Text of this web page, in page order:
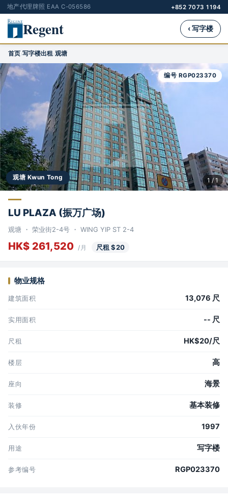
地产代理牌照 EAA C-056586 +852 7073 1194
Regent ‹ 写字楼
首页›写字楼出租›观塘
观塘 Kwun Tong
编号 RGP023370
1 / 1
LU PLAZA (振万广场)
观塘 ・ 荣业街2-4号 ・ WING YIP ST 2-4
HK$ 261,520 /月 尺租 $20
物业规格
建筑面积 13,076 尺
实用面积 -- 尺
尺租 HK$20/尺
楼层 高
座向 海景
装修 基本装修
入伙年份 1997
用途 写字楼
参考编号 RGP023370